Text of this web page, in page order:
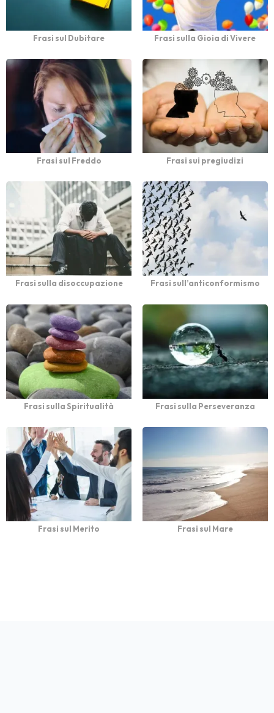
Frasi sul Dubitare Frasi sulla Gioia di Vivere
Frasi sul Freddo Frasi sui pregiudizi
Frasi sulla disoccupazione Frasi sull’anticonformismo
Frasi sulla Spiritualità Frasi sulla Perseveranza
Frasi sul Merito Frasi sul Mare